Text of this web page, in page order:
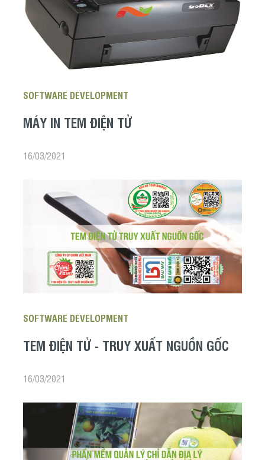
SOFTWARE DEVELOPMENT
MÁY IN TEM ĐIỆN TỬ
16/03/2021
SOFTWARE DEVELOPMENT
TEM ĐIỆN TỬ - TRUY XUẤT NGUỒN GỐC
16/03/2021